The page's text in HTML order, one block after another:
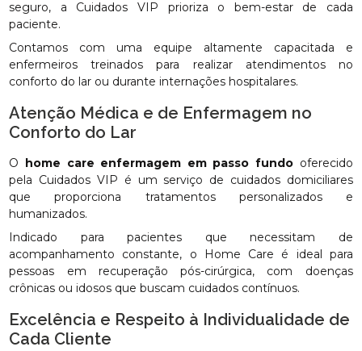
seguro, a Cuidados VIP prioriza o bem-estar de cada
paciente.
Contamos com uma equipe altamente capacitada e
enfermeiros treinados para realizar atendimentos no
conforto do lar ou durante internações hospitalares.
Atenção Médica e de Enfermagem no
Conforto do Lar
O home care enfermagem em passo fundo oferecido
pela Cuidados VIP é um serviço de cuidados domiciliares
que proporciona tratamentos personalizados e
humanizados.
Indicado para pacientes que necessitam de
acompanhamento constante, o Home Care é ideal para
pessoas em recuperação pós-cirúrgica, com doenças
crônicas ou idosos que buscam cuidados contínuos.
Excelência e Respeito à Individualidade de
Cada Cliente